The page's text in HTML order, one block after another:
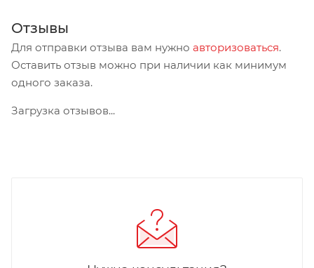
Отзывы
Для отправки отзыва вам нужно авторизоваться.
Оставить отзыв можно при наличии как минимум
одного заказа.
Загрузка отзывов...